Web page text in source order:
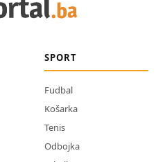
SPORT
Fudbal
Košarka
Tenis
Odbojka